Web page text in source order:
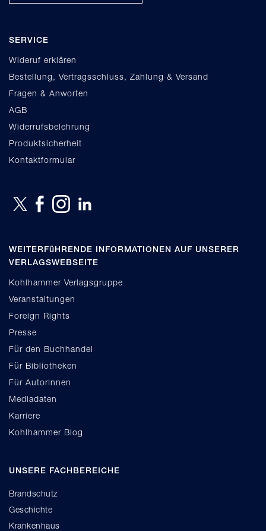
SERVICE
Wideruf erklären
Bestellung, Vertragsschluss, Zahlung & Versand
Fragen & Anworten
AGB
Widerrufsbelehrung
Produktsicherheit
Kontaktformular
WEITERFüHRENDE INFORMATIONEN AUF UNSERER
VERLAGSWEBSEITE
Kohlhammer Verlagsgruppe
Veranstaltungen
Foreign Rights
Presse
Für den Buchhandel
Für Bibliotheken
Für AutorInnen
Mediadaten
Karriere
Kohlhammer Blog
UNSERE FACHBEREICHE
Brandschutz
Geschichte
Krankenhaus